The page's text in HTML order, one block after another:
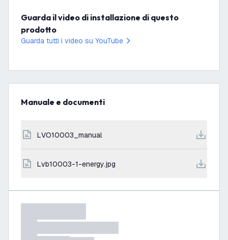
Guarda il video di installazione di questo
prodotto
Guarda tutti i video su YouTube
Manuale e documenti
LVO10003_manual
lvb10003-1-energy.jpg